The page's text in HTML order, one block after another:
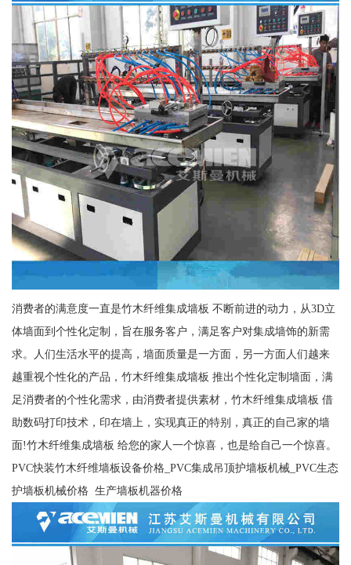
消费者的满意度一直是竹木纤维集成墙板 不断前进的动力，从3D立
体墙面到个性化定制，旨在服务客户，满足客户对集成墙饰的新需
求。人们生活水平的提高，墙面质量是一方面，另一方面人们越来
越重视个性化的产品，竹木纤维集成墙板 推出个性化定制墙面，满
足消费者的个性化需求，由消费者提供素材，竹木纤维集成墙板 借
助数码打印技术，印在墙上，实现真正的特别，真正的自己家的墙
面!竹木纤维集成墙板 给您的家人一个惊喜，也是给自己一个惊喜。
PVC快装竹木纤维墙板设备价格_PVC集成吊顶护墙板机械_PVC生态
护墙板机械价格 生产墙板机器价格